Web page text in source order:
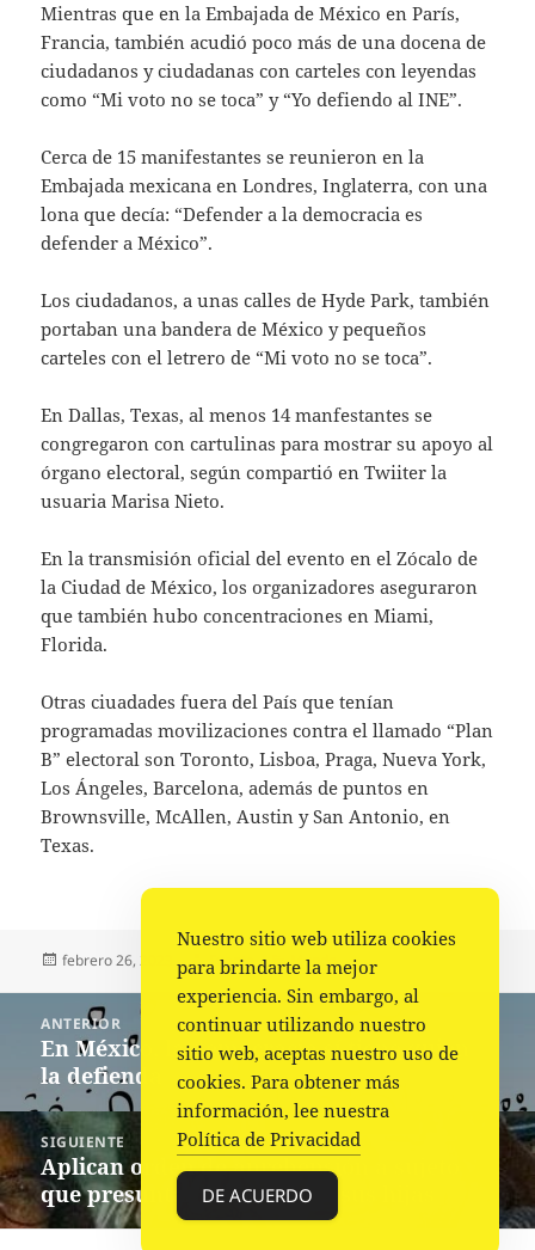
Mientras que en la Embajada de México en París,
Francia, también acudió poco más de una docena de
ciudadanos y ciudadanas con carteles con leyendas
como “Mi voto no se toca” y “Yo defiendo al INE”.
Cerca de 15 manifestantes se reunieron en la
Embajada mexicana en Londres, Inglaterra, con una
lona que decía: “Defender a la democracia es
defender a México”.
Los ciudadanos, a unas calles de Hyde Park, también
portaban una bandera de México y pequeños
carteles con el letrero de “Mi voto no se toca”.
En Dallas, Texas, al menos 14 manfestantes se
congregaron con cartulinas para mostrar su apoyo al
órgano electoral, según compartió en Twiiter la
usuaria Marisa Nieto.
En la transmisión oficial del evento en el Zócalo de
la Ciudad de México, los organizadores aseguraron
que también hubo concentraciones en Miami,
Florida.
Otras ciuadades fuera del País que tenían
programadas movilizaciones contra el llamado “Plan
B” electoral son Toronto, Lisboa, Praga, Nueva York,
Los Ángeles, Barcelona, además de puntos en
Brownsville, McAllen, Austin y San Antonio, en
Texas.
Publicado
febrero 26, 2023 Autor
Fuente Categorías
Mundo
Navegación
entradas
ANTERIOR
Entrada
anterior:
En México, la democracia sí tiene quien
la defienda
SIGUIENTE
Siguiente
entrada:
Aplican orden de aprehensión a sujeto
que presuntamente mató a sus hijas
Nuestro sitio web utiliza cookies
para brindarte la mejor
experiencia. Sin embargo, al
continuar utilizando nuestro
sitio web, aceptas nuestro uso de
cookies. Para obtener más
información, lee nuestra
Política de Privacidad
DE ACUERDO